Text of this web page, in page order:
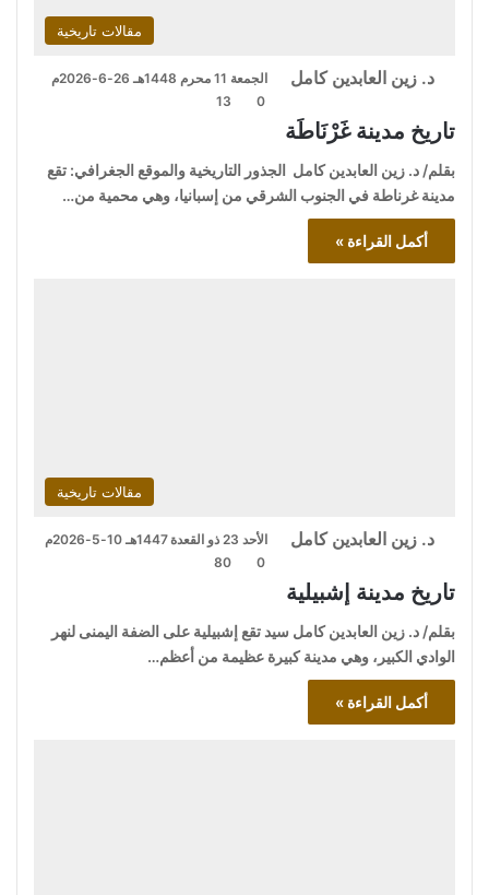
مقالات تاريخية
د. زين العابدين كامل
الجمعة 11 محرم 1448هـ 26-6-2026م
0
13
تاريخ مدينة غَرْنَاطَة
بقلم/ د. زين العابدين كامل الجذور التاريخية والموقع الجغرافي: تقع
مدينة غرناطة في الجنوب الشرقي من إسبانيا، وهي محمية من…
أكمل القراءة »
مقالات تاريخية
د. زين العابدين كامل
الأحد 23 ذو القعدة 1447هـ 10-5-2026م
0
80
تاريخ مدينة إشبيلية
بقلم/ د. زين العابدين كامل سيد تقع إشبيلية على الضفة اليمنى لنهر
الوادي الكبير، وهي مدينة كبيرة عظيمة من أعظم…
أكمل القراءة »